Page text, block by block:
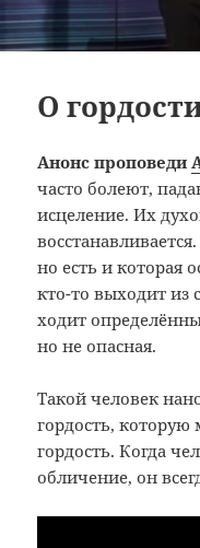
О
Анонс проповеди
часто болеют,
исцеление. Их
но есть и которая
кто-то выходит
ходит
но не опасная.
Такой человек
гордость, которую
гордость. Когда
обличение, он